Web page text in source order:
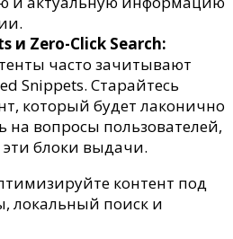
и Zero-Click Search:
часто зачитывают
Snippets. Старайтесь
который будет лаконично
на вопросы пользователей,
блоки выдачи.
контент под
локальный поиск и